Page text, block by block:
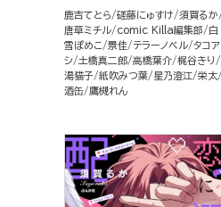
鹿吉てとら 磋藤にゅすけ
須賀るか
唐草ミチル
comic Killa編集部
白
雪ぽめこ
景佳 テラーノベル タコア
シ 土橋真二郎 高橋葉介 梶谷きり
湯猫子 紙吹みつ葉 星乃澄江 栄太
酒缶
鷹槻れん